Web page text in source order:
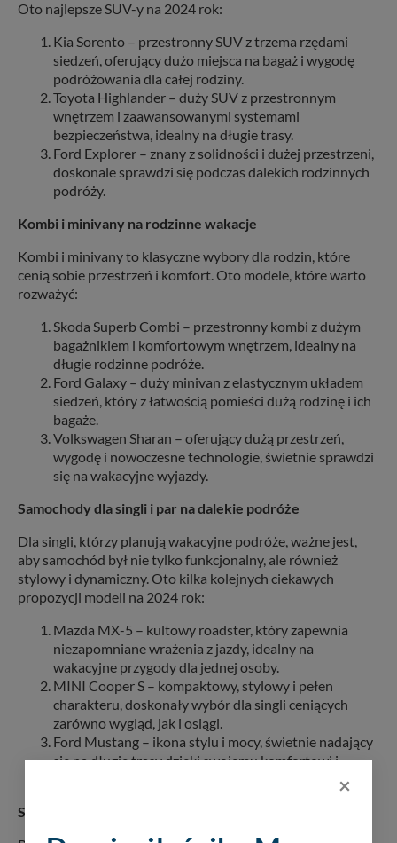
Oto najlepsze SUV-y na 2024 rok:
Kia Sorento – przestronny SUV z trzema rzędami
siedzeń, oferujący dużo miejsca na bagaż i wygodę
podróżowania dla całej rodziny.
Toyota Highlander – duży SUV z przestronnym
wnętrzem i zaawansowanymi systemami
bezpieczeństwa, idealny na długie trasy.
Ford Explorer – znany z solidności i dużej przestrzeni,
doskonale sprawdzi się podczas dalekich rodzinnych
podróży.
Kombi i minivany na rodzinne wakacje
Kombi i minivany to klasyczne wybory dla rodzin, które
cenią sobie przestrzeń i komfort. Oto modele, które warto
rozważyć:
Skoda Superb Combi – przestronny kombi z dużym
bagażnikiem i komfortowym wnętrzem, idealny na
długie rodzinne podróże.
Ford Galaxy – duży minivan z elastycznym układem
siedzeń, który z łatwością pomieści dużą rodzinę i ich
bagaże.
Volkswagen Sharan – oferujący dużą przestrzeń,
wygodę i nowoczesne technologie, świetnie sprawdzi
się na wakacyjne wyjazdy.
Samochody dla singli i par na dalekie podróże
Dla singli, którzy planują wakacyjne podróże, ważne jest,
aby samochód był nie tylko funkcjonalny, ale również
stylowy i dynamiczny. Oto kilka kolejnych ciekawych
propozycji modeli na 2024 rok:
Mazda MX-5 – kultowy roadster, który zapewnia
niezapomniane wrażenia z jazdy, idealny na
wakacyjne przygody dla jednej osoby.
MINI Cooper S – kompaktowy, stylowy i pełen
charakteru, doskonały wybór dla singli ceniących
zarówno wygląd, jak i osiągi.
Ford Mustang – ikona stylu i mocy, świetnie nadający
się na długie trasy dzięki swojemu komfortowi i
Samochody dla par na długie trasy
×